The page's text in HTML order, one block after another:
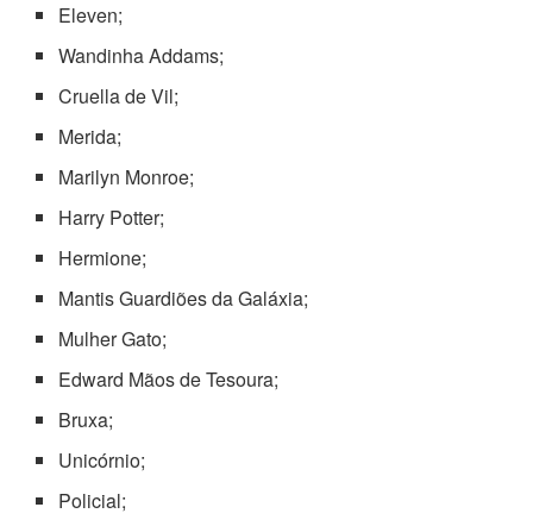
Eleven;
Wandinha Addams;
Cruella de Vil;
Merida;
Marilyn Monroe;
Harry Potter;
Hermione;
Mantis Guardiões da Galáxia;
Mulher Gato;
Edward Mãos de Tesoura;
Bruxa;
Unicórnio;
Policial;